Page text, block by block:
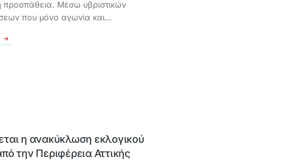
Μέσω υβριστικών
που μόνο αγωνία και…
η ανακύκλωση εκλογικού
την Περιφέρεια Αττικής